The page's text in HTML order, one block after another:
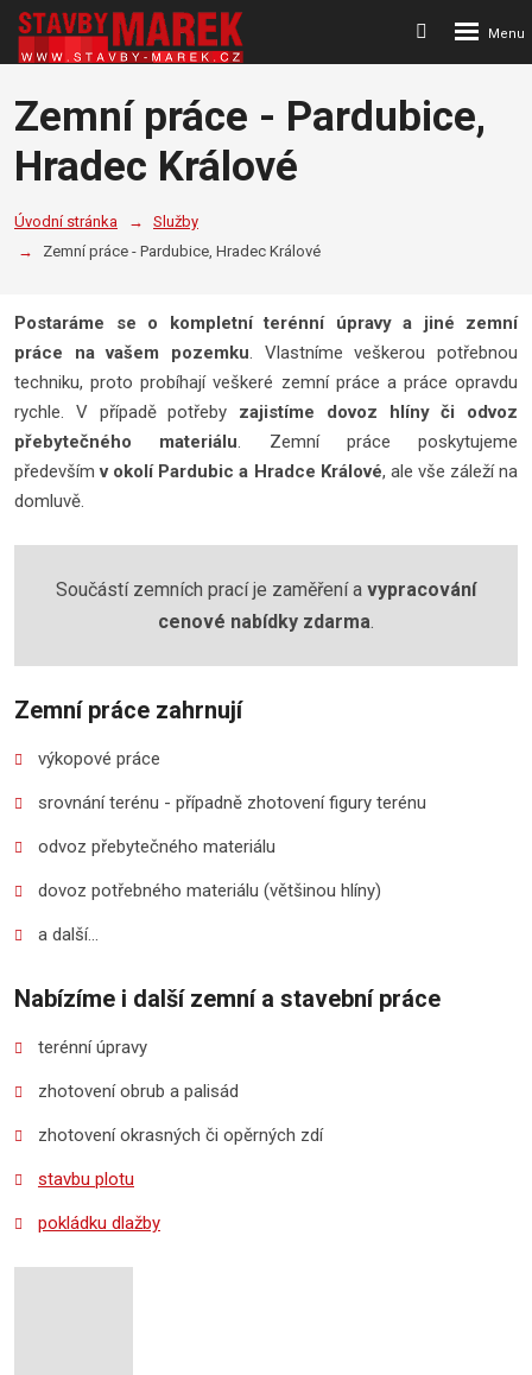
Vyhledávání
Rozbalení
Zemní práce - Pardubice,
Hradec Králové
Úvodní stránka
Služby
Zemní práce - Pardubice, Hradec Králové
Postaráme se o kompletní terénní úpravy a jiné zemní
práce na vašem pozemku. Vlastníme veškerou potřebnou
techniku, proto probíhají veškeré zemní práce a práce opravdu
rychle. V případě potřeby zajistíme dovoz hlíny či odvoz
přebytečného materiálu. Zemní práce poskytujeme
předevšímv okolí Pardubic a Hradce Králové, ale vše záleží na
domluvě.
Součástí zemních prací je zaměření a vypracování
cenové nabídky zdarma.
Zemní práce zahrnují
výkopové práce
srovnání terénu - případně zhotovení figury terénu
odvoz přebytečného materiálu
dovoz potřebného materiálu (většinou hlíny)
a další...
Nabízíme i další zemní a stavební práce
terénní úpravy
zhotovení obrub a palisád
zhotovení okrasných či opěrných zdí
stavbu plotu
pokládku dlažby